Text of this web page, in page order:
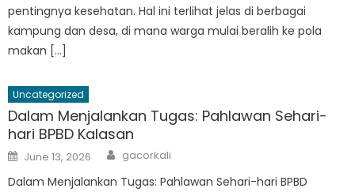
pentingnya kesehatan. Hal ini terlihat jelas di berbagai
kampung dan desa, di mana warga mulai beralih ke pola
makan […]
Uncategorized
Dalam Menjalankan Tugas: Pahlawan Sehari-
hari BPBD Kalasan
Posted
on
June 13, 2026 Author
gacorkali
Dalam Menjalankan Tugas: Pahlawan Sehari-hari BPBD